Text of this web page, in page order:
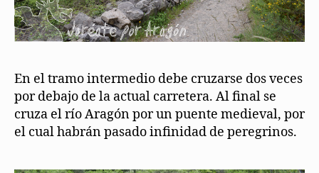
En el tramo intermedio debe cruzarse dos veces
por debajo de la actual carretera. Al final se
cruza el río Aragón por un puente medieval, por
el cual habrán pasado infinidad de peregrinos.